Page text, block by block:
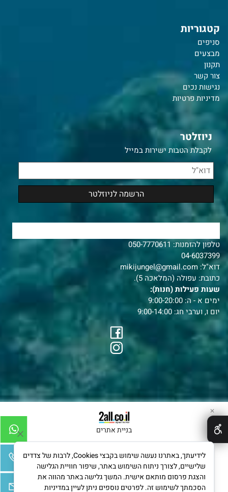
קטגוריות
סניפים
מבצעים
תקנון
צור קשר
נגישות נכים
מדיניות פרטיות
ניוזלטר
לקבלת הטבות ישירות במייל
טלפון להזמנות:050-7770611
04-6037399
דוא"ל: mikijungel@gmail.com
כתובת: עפולה (המלאכה 5).
שעות פעילות (חנות):
ימים א - ה: 9:00-20:00
יום ו, וערבי חג: 9:00-14:00
בניית אתרים
✕
לידיעתך, באתרנו נעשה שימוש בקבצי Cookies, לרבות של צדדים
שלישיים, לצורך ניתוח השימוש באתר, שיפור חוויית הגלישה
והצגת פרסום מותאם אישית. המשך גלישה באתר מהווה את
הסכמתך לשימוש זה. לפרטים נוספים ניתן לעיין במדיניות